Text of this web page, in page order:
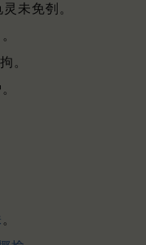
未免刳。
。
拘。
。